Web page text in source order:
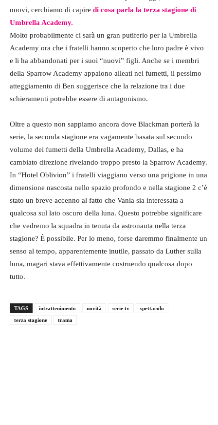
nuovi, cerchiamo di capire di cosa parla la terza stagione di
Umbrella Academy.
Molto probabilmente ci sarà un gran putiferio per la Umbrella
Academy ora che i fratelli hanno scoperto che loro padre è vivo
e li ha abbandonati per i suoi “nuovi” figli. Anche se i membri
della Sparrow Academy appaiono alleati nei fumetti, il pessimo
atteggiamento di Ben suggerisce che la relazione tra i due
schieramenti potrebbe essere di antagonismo.
Oltre a questo non sappiamo ancora dove Blackman porterà la
serie, la seconda stagione era vagamente basata sul secondo
volume dei fumetti della Umbrella Academy, Dallas, e ha
cambiato direzione rivelando troppo presto la Sparrow Academy.
In “Hotel Oblivion” i fratelli viaggiano verso una prigione in una
dimensione nascosta nello spazio profondo e nella stagione 2 c’è
stato un breve accenno al fatto che Vania sia interessata a
qualcosa sul lato oscuro della luna. Questo potrebbe significare
che vedremo la squadra in tenuta da astronauta nella terza
stagione? È possibile. Per lo meno, forse daremmo finalmente un
senso al tempo, apparentemente inutile, passato da Luther sulla
luna, magari stava effettivamente costruendo qualcosa dopo
tutto.
TAGS intrattenimento novità serie tv
spettacolo
terza stagione
trama